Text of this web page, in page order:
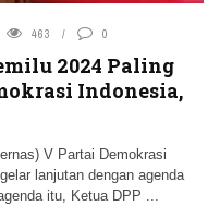
463 0
2024 Paling
Indonesia,
V Partai Demokrasi
lanjutan dengan agenda
itu, Ketua DPP ...